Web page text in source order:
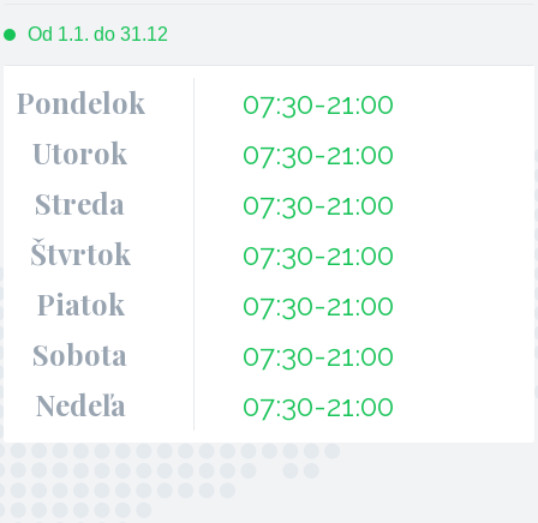
Od 1.1. do 31.12
Pondelok 07:30-21:00
Utorok 07:30-21:00
Streda 07:30-21:00
Štvrtok 07:30-21:00
Piatok 07:30-21:00
Sobota 07:30-21:00
Nedeľa 07:30-21:00